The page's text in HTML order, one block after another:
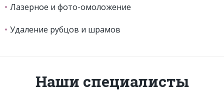
Лазерное и фото-омоложение
Удаление рубцов и шрамов
Наши специалисты